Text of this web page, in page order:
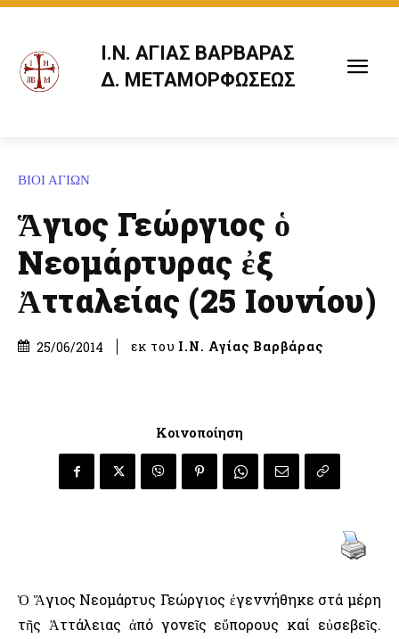
Ι.Ν. ΑΓΙΑΣ ΒΑΡΒΑΡΑΣ
Δ. ΜΕΤΑΜΟΡΦΩΣΕΩΣ
ΒΙΟΙ ΑΓΙΩΝ
Ἅγιος Γεώργιος ὁ
Νεομάρτυρας ἐξ
Ἀτταλείας (25 Ιουνίου)
25/06/2014 εκ του Ι.Ν. Αγίας Βαρβάρας
Κοινοποίηση
Ὁ Ἅγιος Νεομάρτυς Γεώργιος ἐγεννήθηκε στά μέρη
τῆς Ἀττάλειας ἀπό γονεῖς εὔπορους καί εὐσεβεῖς.